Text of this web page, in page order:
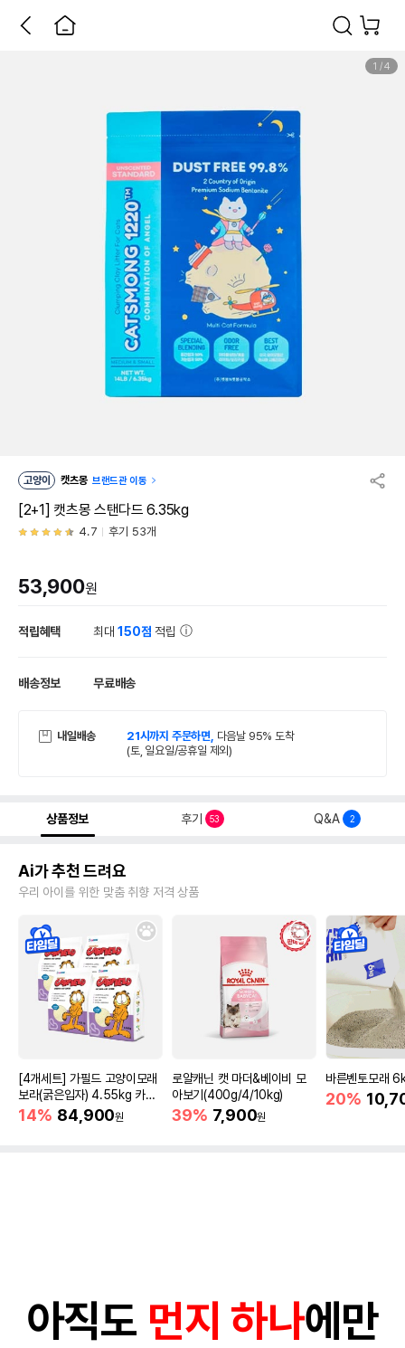
1 /4
고양이 캣츠몽 브랜드관 이동
[2+1] 캣츠몽 스탠다드 6.35kg
4.7 후기 53개
53,900원
적립혜택 최대150점 적립
배송정보 무료배송
내일배송 21시까지 주문하면, 다음날 95% 도착
(토, 일요일/공휴일 제외)
상품정보 후기 53 Q&A 2
Ai가 추천 드려요
우리 아이를 위한 맞춤 취향 저격 상품
[4개세트] 가필드 고양이모래
보라(굵은입자) 4.55kg 카사
바모래
14% 84,900원
로얄캐닌 캣 마더&베이비 모
아보기(400g/4/10kg)
39% 7,900원
바른벤토모래
20%
아직도 먼지 하나에만